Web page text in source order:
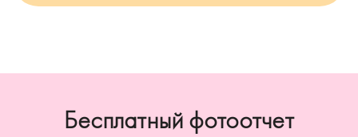
Бесплатный фотоотчет